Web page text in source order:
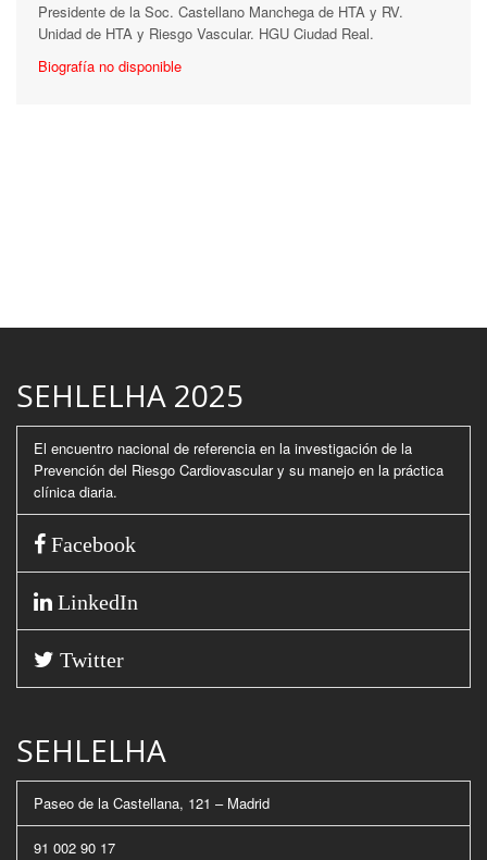
Presidente de la Soc. Castellano Manchega de HTA y RV.
Unidad de HTA y Riesgo Vascular. HGU Ciudad Real.
Biografía no disponible
SEHLELHA 2025
El encuentro nacional de referencia en la investigación de la
Prevención del Riesgo Cardiovascular y su manejo en la práctica
clínica diaria.
Facebook
LinkedIn
Twitter
SEHLELHA
Paseo de la Castellana, 121 – Madrid
91 002 90 17